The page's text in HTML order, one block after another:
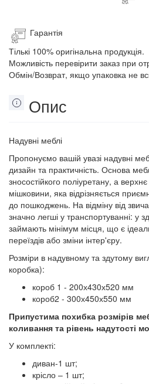
Гарантія
Тількі 100% оригінальна продукція.
Можливість перевірити заказ при
Обмін/Возврат, якщо упаковка не
Опис
Надувні меблі
Пропонуємо вашій увазі надувні
дизайн та практичність. Основа
зносостійкого поліуретану, а
мішковини, яка відрізняється
до пошкоджень. На відміну від
значно легші у транспортуванні: у
займають мінімум місця, що є
переїздів або зміни інтер'єру.
Розміри в надувному та здутому
коробка):
короб 1 - 200х430х520 мм
короб2 - 300х450х550 мм
Припустима похибка розмірів
коливання та рівень надутості
У комплекті:
диван-1 шт;
крісло – 1 шт;